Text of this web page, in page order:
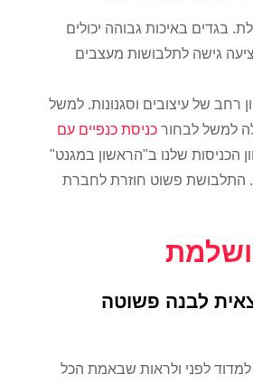
בגדים באיכות גבוהה יכולים
גישה לתלבושות מעצבים
רחב של עיצובים וסגנונות. למשל
למשל לבחור כניסת כנפיים עם
הכניסות שלנו ב"הראשון במגנט"
התלבושת פשוט חוזרת לחברת
לבנה פשוטה
לפני ולראות שבאמת הכל